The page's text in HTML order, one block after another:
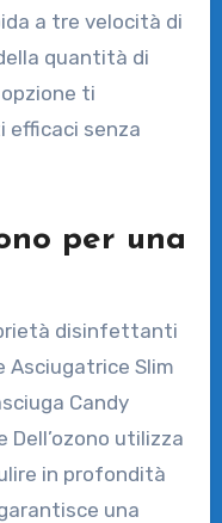
a tre velocità di
quantità di
ti
senza
per una
disinfettanti
Slim
Candy
utilizza
in profondità
una